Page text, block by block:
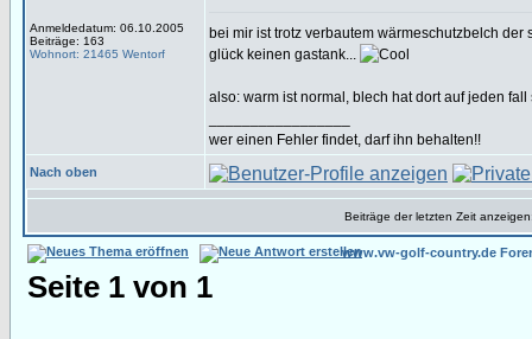
Anmeldedatum: 06.10.2005
Beiträge: 163
Wohnort: 21465 Wentorf
bei mir ist trotz verbautem wärmeschutzbelch
glück keinen gastank...
also: warm ist normal, blech hat dort auf jeden fall
wer einen Fehler findet, darf ihn behalten!!
Nach oben
Beiträge der letzten Zeit
www.vw-golf-country.de
Seite 1 von 1